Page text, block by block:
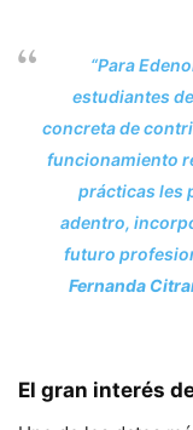
“Para
estudiantes
concreta de
funcionamiento
prácticas les
adentro,
futuro
Fernanda
El gran interés